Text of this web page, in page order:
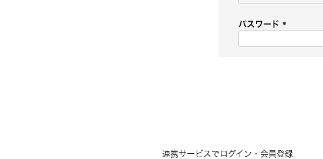
パスワード
連携サービスでログイン・会員登録